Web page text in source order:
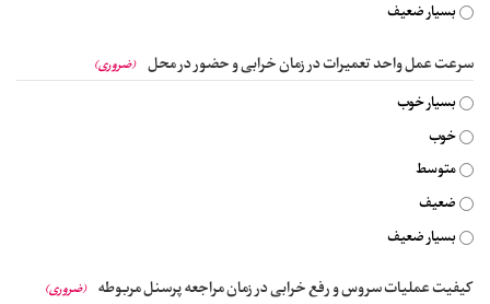
بسیار ضعیف
سرعت عمل واحد تعمیرات در زمان خرابی و حضور در محل (ضروری)
بسیار خوب
خوب
متوسط
ضعیف
بسیار ضعیف
کیفیت عملیات سروس و رفع خرابی در زمان مراجعه پرسنل مربوطه (ضروری)